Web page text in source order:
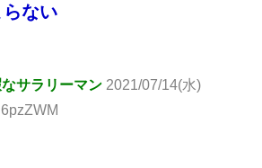
らない
サラリーマン 2021/07/14(水)